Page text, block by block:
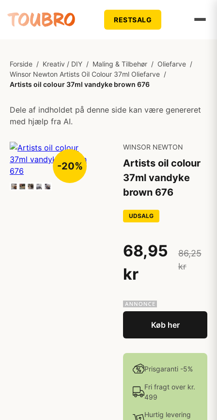
RESTSALG
Forside / Kreativ / DIY / Maling & Tilbehør / Oliefarve /
Winsor Newton Artists Oil Colour 37ml Oliefarve /
Artists oil colour 37ml vandyke brown 676
Dele af indholdet på denne side kan være genereret
med hjælp fra AI.
-20%
WINSOR NEWTON
Artists oil colour
37ml vandyke
brown 676
UDSALG
68,95
kr
86,25
kr
Køb her
Prisgaranti -5%
Fri fragt over kr.
499
Hurtig levering